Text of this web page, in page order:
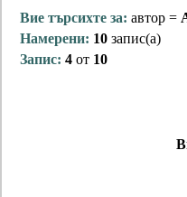
Вие търсихте за: автор =
Намерени: 10 запис(а)
Запис: 4 от 10